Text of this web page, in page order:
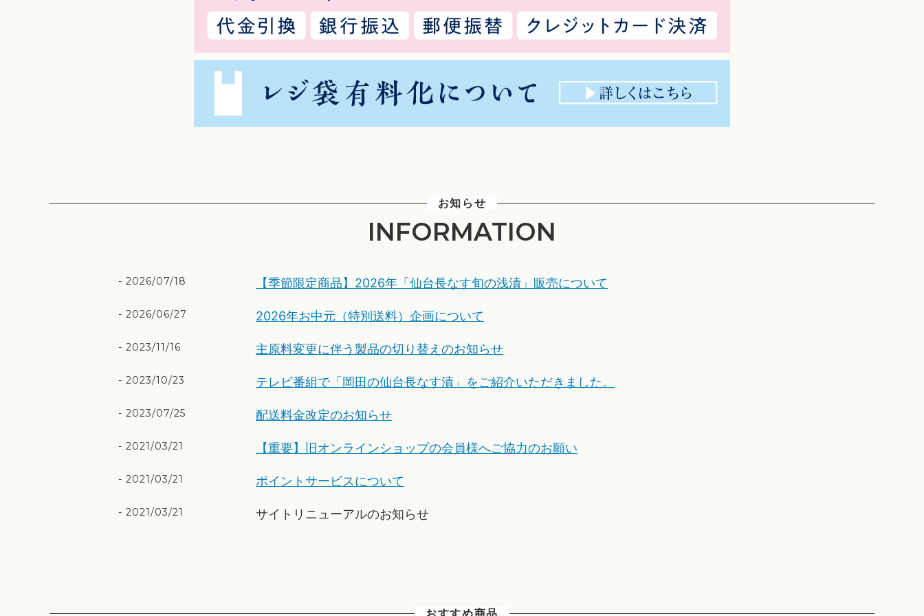
お知らせ
INFORMATION
2026/07/18 【季節限定商品】2026年「仙台長なす旬の浅漬」販売について
2026/06/27 2026年お中元（特別送料）企画について
2023/11/16 主原料変更に伴う製品の切り替えのお知らせ
2023/10/23 テレビ番組で「岡田の仙台長なす漬」をご紹介いただきました。
2023/07/25 配送料金改定のお知らせ
2021/03/21 【重要】旧オンラインショップの会員様へご協力のお願い
2021/03/21 ポイントサービスについて
2021/03/21 サイトリニューアルのお知らせ